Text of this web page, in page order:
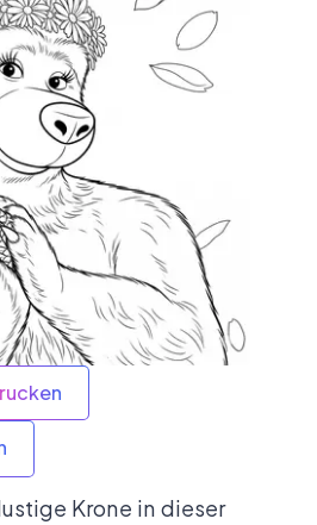
Krone in dieser